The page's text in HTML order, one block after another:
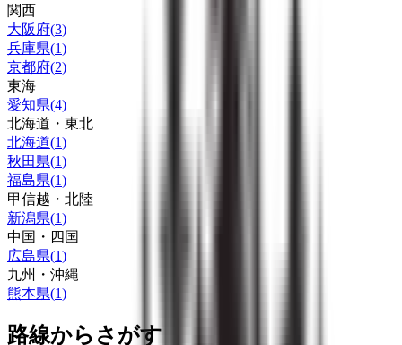
関西
大阪府(3)
兵庫県(1)
京都府(2)
東海
愛知県(4)
北海道・東北
北海道(1)
秋田県(1)
福島県(1)
甲信越・北陸
新潟県(1)
中国・四国
広島県(1)
九州・沖縄
熊本県(1)
路線からさがす